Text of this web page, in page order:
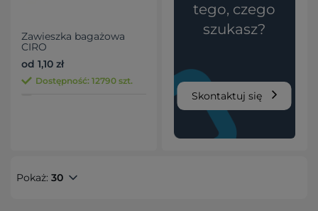
Zawieszka bagażowa
CIRO
od 1,10 zł
Dostępność: 12790 szt.
tego, czego
szukasz?
Skontaktuj się
Pokaż: 30